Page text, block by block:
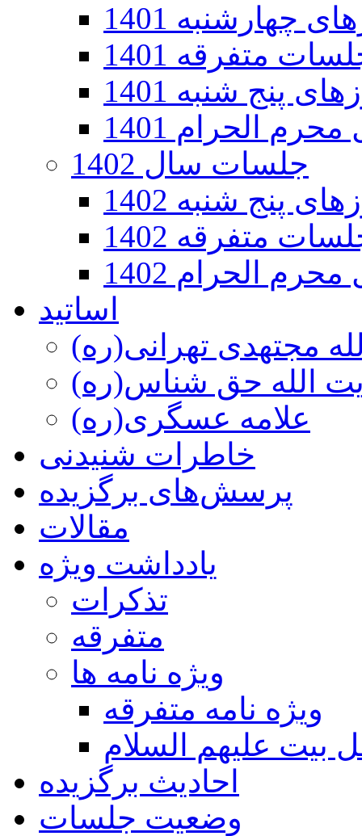
چهارشنبه 1401
متفرقه 1401
پنج شنبه 1401
الحرام 1401
جلسات سال 1402
پنج شنبه 1402
متفرقه 1402
الحرام 1402
اساتید
مجتهدی تهرانی(ره)
الله حق شناس(ره)
علامه عسگری(ره)
خاطرات شنیدنی
پرسش‌های برگزیده
مقالات
یادداشت ویژه
تذكرات
متفرقه
ويژه نامه ها
ويژه نامه متفرقه
بيت عليهم السلام
احادیث برگزیده
وضعیت جلسات